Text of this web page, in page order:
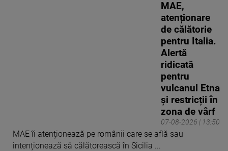
07-08-2026 | 13:50
MAE,
atenționare
de călătorie
pentru Italia.
Alertă
ridicată
pentru
vulcanul Etna
și restricții în
zona de vârf
MAE îi atenționează pe românii care se află sau
intenționează să călătorească în Sicilia ...